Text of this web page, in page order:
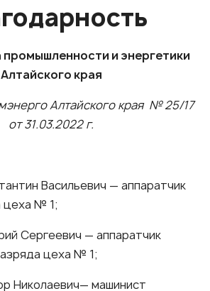
и энергетики
Алтайского края
Алтайского края № 25/17
от 31.03.2022 г.
Васильевич — аппаратчик
цеха № 1;
Сергеевич — аппаратчик
цеха № 1;
Николаевич— машинист